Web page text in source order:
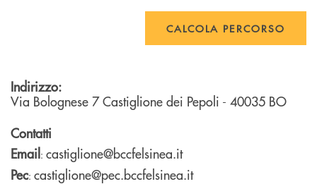
CALCOLA PERCORSO
Indirizzo:
Via Bolognese 7Castiglione dei Pepoli - 40035 BO
Contatti
Email: castiglione@bccfelsinea.it
Pec: castiglione@pec.bccfelsinea.it